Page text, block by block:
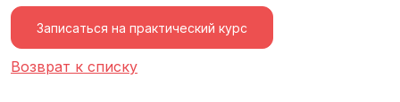
Записаться на практический курс
Возврат к списку